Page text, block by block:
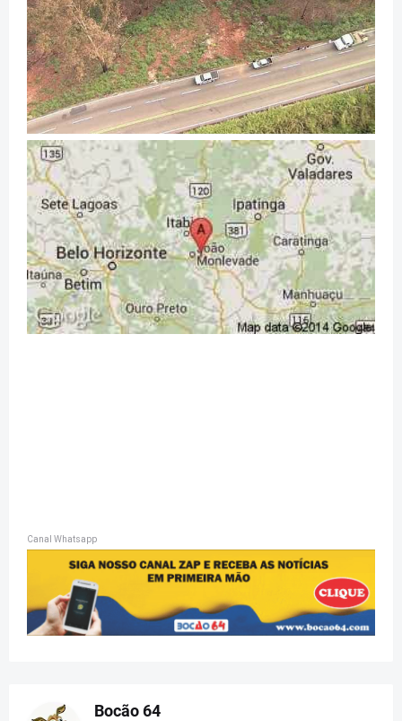
Canal Whatsapp
Bocão 64